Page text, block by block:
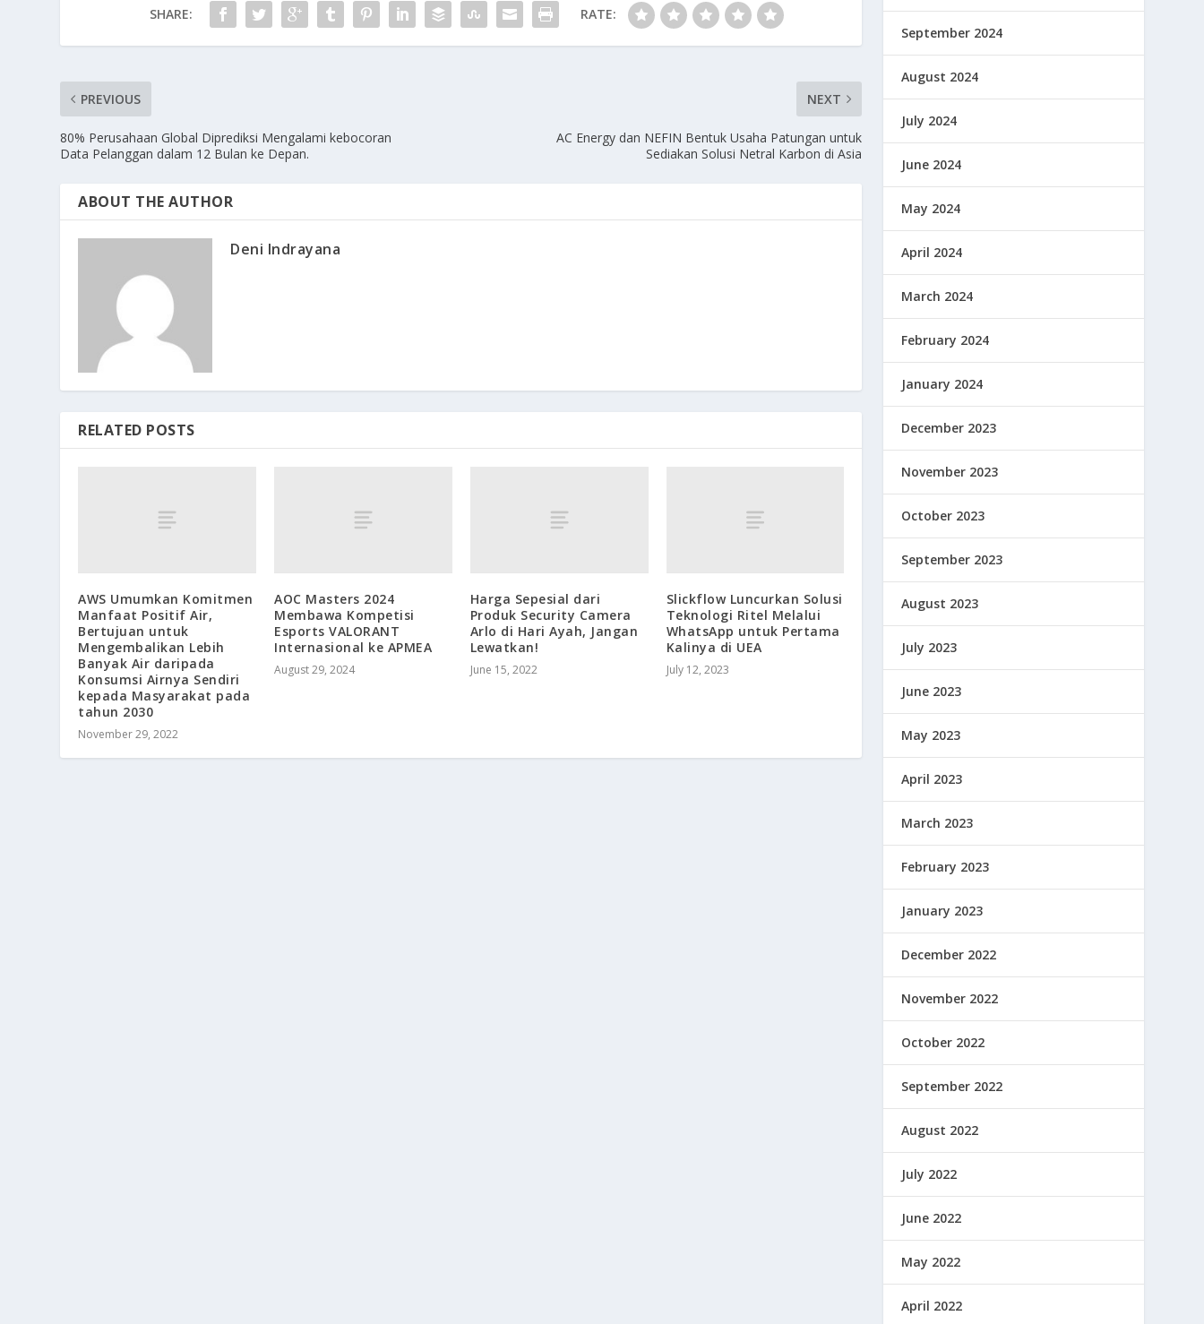
SHARE: RATE:
PREVIOUS
80% Perusahaan Global Diprediksi Mengalami kebocoran
Data Pelanggan dalam 12 Bulan ke Depan.
NEXT
AC Energy dan NEFIN Bentuk Usaha Patungan untuk
Sediakan Solusi Netral Karbon di Asia
ABOUT THE AUTHOR
Deni Indrayana
RELATED POSTS
AWS Umumkan Komitmen
Manfaat Positif Air,
Bertujuan untuk
Mengembalikan Lebih
Banyak Air daripada
Konsumsi Airnya Sendiri
kepada Masyarakat pada
tahun 2030
November 29, 2022
AOC Masters 2024
Membawa Kompetisi
Esports VALORANT
Internasional ke APMEA
August 29, 2024
Harga Sepesial dari
Produk Security Camera
Arlo di Hari Ayah, Jangan
Lewatkan!
June 15, 2022
Slickflow Luncurkan Solusi
Teknologi Ritel Melalui
WhatsApp untuk Pertama
Kalinya di UEA
July 12, 2023
September 2024
August 2024
July 2024
June 2024
May 2024
April 2024
March 2024
February 2024
January 2024
December 2023
November 2023
October 2023
September 2023
August 2023
July 2023
June 2023
May 2023
April 2023
March 2023
February 2023
January 2023
December 2022
November 2022
October 2022
September 2022
August 2022
July 2022
June 2022
May 2022
April 2022